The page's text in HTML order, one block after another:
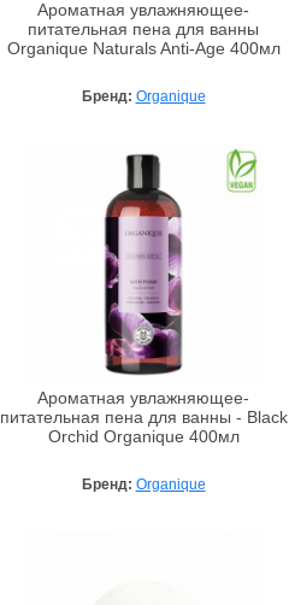
Ароматная увлажняющее-
питательная пена для ванны
Organique Naturals Anti-Age 400мл
Бренд: Organique
Ароматная увлажняющее-
питательная пена для ванны - Black
Orchid Organique 400мл
Бренд: Organique